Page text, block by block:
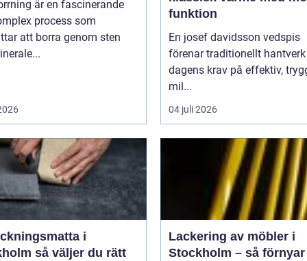
är en fascinerande
process som
att borra genom sten
funktion
En josef davidsson vedspis
förenar traditionellt
dagens krav på effektiv,
mil...
04 juli 2026
i
du rätt
Lackering av möbler i
Stockholm – så